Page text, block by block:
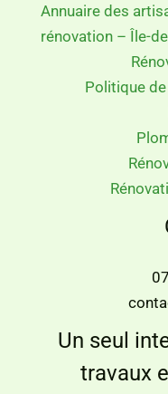
Annuaire des
rénovation – Île-
Politique
Un seul
travaux